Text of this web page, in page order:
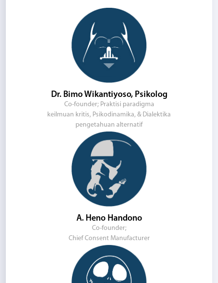
Dr. Bimo Wikantiyoso, Psikolog
Co-founder; Praktisi paradigma
keilmuan kritis, Psikodinamika, & Dialektika
pengetahuan alternatif
A. Heno Handono
Co-founder;
Chief Consent Manufacturer